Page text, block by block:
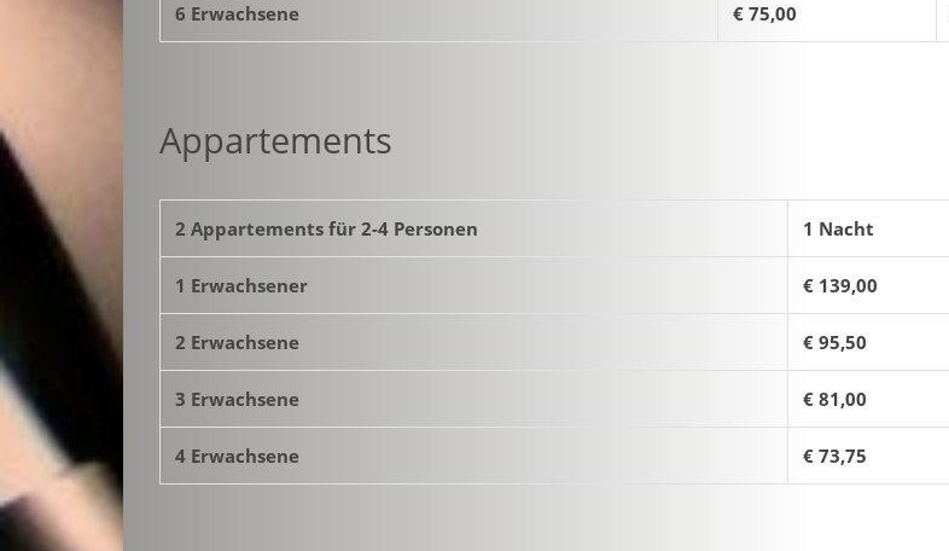
6 Erwachsene € 75,00
Appartements
2 Appartements für 2-4 Personen 1 Nacht
1 Erwachsener € 139,00
2 Erwachsene € 95,50
3 Erwachsene € 81,00
4 Erwachsene € 73,75